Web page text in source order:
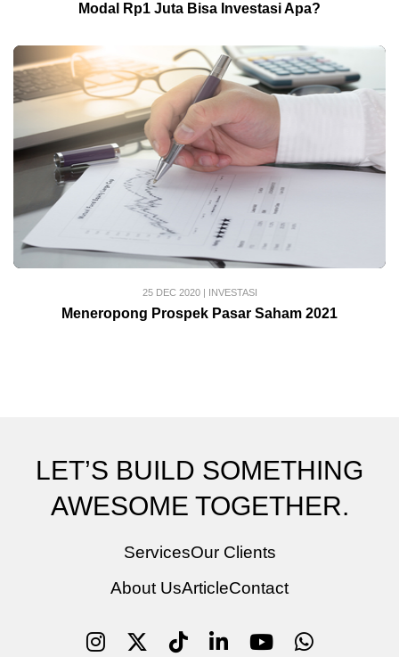
Modal Rp1 Juta Bisa Investasi Apa?
25 DEC 2020| INVESTASI
Meneropong Prospek Pasar Saham 2021
LET’S BUILD SOMETHING
AWESOME TOGETHER.
ServicesOur Clients
About UsArticleContact